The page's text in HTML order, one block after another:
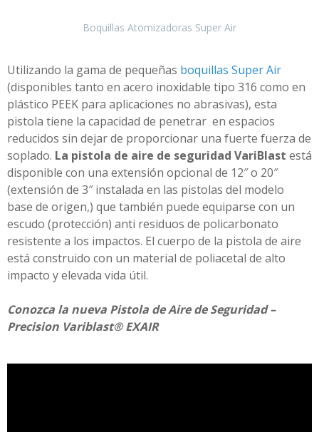
Boquillas Atomizadoras Super Air
Utilizando la gama de pequeñas boquillas Super Air
(disponibles tanto en acero inoxidable tipo 316 como en
plástico PEEK para aplicaciones no abrasivas), esta
pistola tiene la capacidad de penetrar en espacios
reducidos sin dejar de proporcionar una fuerte fuerza de
soplado. La pistola de aire de seguridad VariBlast está
disponible con una extensión opcional de 12″ o 20″
(extensión de 3″ instalada en las pistolas del modelo
base de origen,) que también puede equiparse con un
escudo (protección) anti residuos de policarbonato
resistente a los impactos. El cuerpo de la pistola de aire
está construido con un material de poliacetal de alto
impacto y elevada vida útil.
Conozca la nueva Pistola de Aire de Seguridad –
Precision Variblast® EXAIR